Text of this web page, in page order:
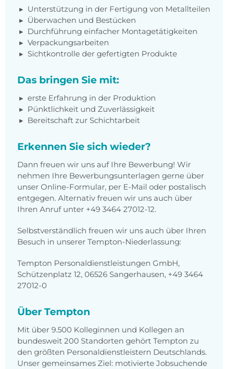
Unterstützung in der Fertigung von Metallteilen
Überwachen und Bestücken
Durchführung einfacher Montagetätigkeiten
Verpackungsarbeiten
Sichtkontrolle der gefertigten Produkte
Das bringen Sie mit:
erste Erfahrung in der Produktion
Pünktlichkeit und Zuverlässigkeit
Bereitschaft zur Schichtarbeit
Erkennen Sie sich wieder?
Dann freuen wir uns auf Ihre Bewerbung! Wir
nehmen Ihre Bewerbungsunterlagen gerne über
unser Online-Formular, per E-Mail oder postalisch
entgegen. Alternativ freuen wir uns auch über
Ihren Anruf unter +49 3464 27012-12.
Selbstverständlich freuen wir uns auch über Ihren
Besuch in unserer Tempton-Niederlassung:
Tempton Personaldienstleistungen GmbH,
Schützenplatz 12, 06526 Sangerhausen, +49 3464
27012-0
Über Tempton
Mit über 9.500 Kolleginnen und Kollegen an
bundesweit 200 Standorten gehört Tempton zu
den größten Personaldienstleistern Deutschlands.
Unser gemeinsames Ziel: motivierte Jobsuchende